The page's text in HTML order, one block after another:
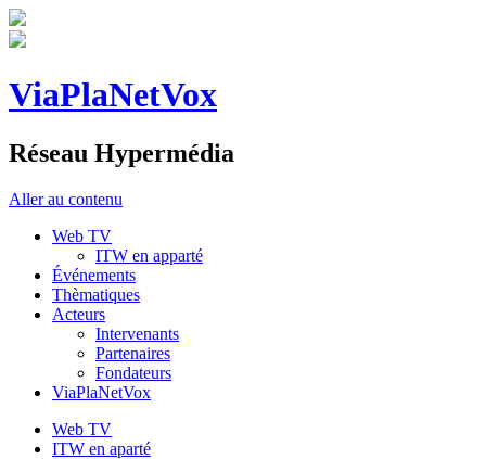
ViaPlaNetVox
Réseau Hypermédia
Aller au contenu
Web TV
ITW en apparté
Événements
Thèmatiques
Acteurs
Intervenants
Partenaires
Fondateurs
ViaPlaNetVox
Web TV
ITW en aparté